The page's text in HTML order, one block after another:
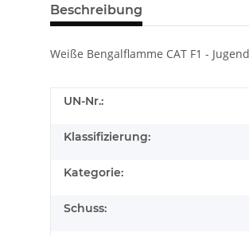
Beschreibung
Weiße Bengalflamme CAT F1 -
UN-Nr.:
Klassifizierung:
Kategorie:
Schuss: